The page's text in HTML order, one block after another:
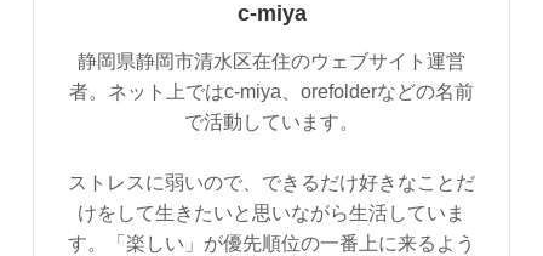
c-miya
静岡県静岡市清水区在住のウェブサイト運営
者。ネット上ではc-miya、orefolderなどの名前
で活動しています。
ストレスに弱いので、できるだけ好きなことだ
けをして生きたいと思いながら生活していま
す。「楽しい」が優先順位の一番上に来るよう